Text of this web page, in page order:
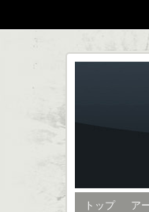
トップ ア